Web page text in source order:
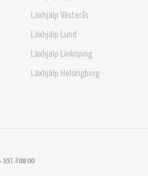
Läxhjälp Västerås
Läxhjälp Lund
Läxhjälp Linköping
Läxhjälp Helsingborg
551 208 00